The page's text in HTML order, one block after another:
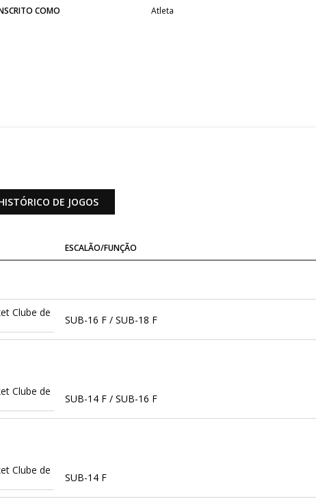
COMO
Atleta
DE JOGOS
ESCALÃO/FUNÇÃO
Clube de
SUB-16 F / SUB-18 F
Clube de
SUB-14 F / SUB-16 F
Clube de
SUB-14 F